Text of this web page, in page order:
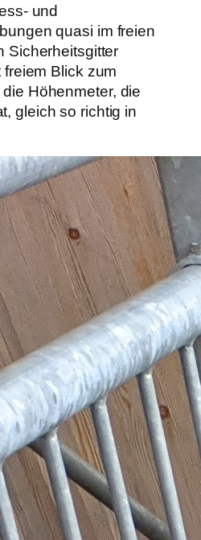
und
quasi im freien
Sicherheitsgitter
Blick zum
Höhenmeter, die
gleich so richtig in